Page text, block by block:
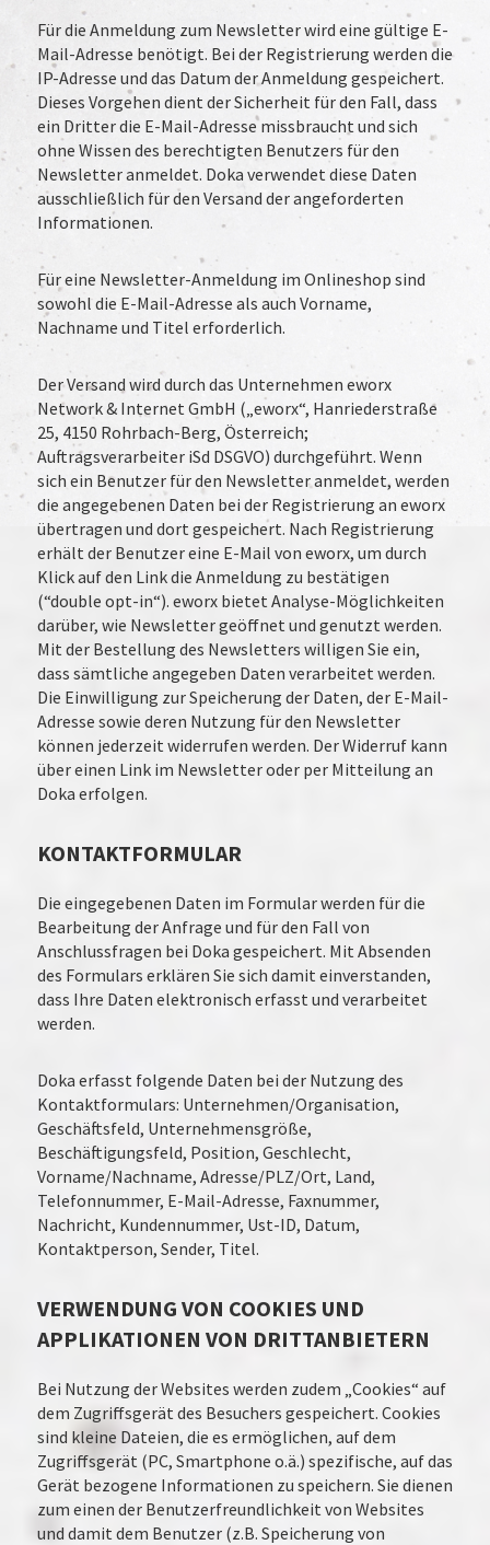
Für die Anmeldung zum Newsletter wird eine gültige E-
Mail-Adresse benötigt. Bei der Registrierung werden die
IP-Adresse und das Datum der Anmeldung gespeichert.
Dieses Vorgehen dient der Sicherheit für den Fall, dass
ein Dritter die E-Mail-Adresse missbraucht und sich
ohne Wissen des berechtigten Benutzers für den
Newsletter anmeldet. Doka verwendet diese Daten
ausschließlich für den Versand der angeforderten
Informationen.
Für eine Newsletter-Anmeldung im Onlineshop sind
sowohl die E-Mail-Adresse als auch Vorname,
Nachname und Titel erforderlich.
Der Versand wird durch das Unternehmen eworx
Network & Internet GmbH („eworx“, Hanriederstraße
25, 4150 Rohrbach-Berg, Österreich;
Auftragsverarbeiter iSd DSGVO) durchgeführt. Wenn
sich ein Benutzer für den Newsletter anmeldet, werden
die angegebenen Daten bei der Registrierung an eworx
übertragen und dort gespeichert. Nach Registrierung
erhält der Benutzer eine E-Mail von eworx, um durch
Klick auf den Link die Anmeldung zu bestätigen
(“double opt-in“). eworx bietet Analyse-Möglichkeiten
darüber, wie Newsletter geöffnet und genutzt werden.
Mit der Bestellung des Newsletters willigen Sie ein,
dass sämtliche angegeben Daten verarbeitet werden.
Die Einwilligung zur Speicherung der Daten, der E-Mail-
Adresse sowie deren Nutzung für den Newsletter
können jederzeit widerrufen werden. Der Widerruf kann
über einen Link im Newsletter oder per Mitteilung an
Doka erfolgen.
KONTAKTFORMULAR
Die eingegebenen Daten im Formular werden für die
Bearbeitung der Anfrage und für den Fall von
Anschlussfragen bei Doka gespeichert. Mit Absenden
des Formulars erklären Sie sich damit einverstanden,
dass Ihre Daten elektronisch erfasst und verarbeitet
werden.
Doka erfasst folgende Daten bei der Nutzung des
Kontaktformulars: Unternehmen/Organisation,
Geschäftsfeld, Unternehmensgröße,
Beschäftigungsfeld, Position, Geschlecht,
Vorname/Nachname, Adresse/PLZ/Ort, Land,
Telefonnummer, E-Mail-Adresse, Faxnummer,
Nachricht, Kundennummer, Ust-ID, Datum,
Kontaktperson, Sender, Titel.
VERWENDUNG VON COOKIES UND
APPLIKATIONEN VON DRITTANBIETERN
Bei Nutzung der Websites werden zudem „Cookies“ auf
dem Zugriffsgerät des Besuchers gespeichert. Cookies
sind kleine Dateien, die es ermöglichen, auf dem
Zugriffsgerät (PC, Smartphone o.ä.) spezifische, auf das
Gerät bezogene Informationen zu speichern. Sie dienen
zum einen der Benutzerfreundlichkeit von Websites
und damit dem Benutzer (z.B. Speicherung von